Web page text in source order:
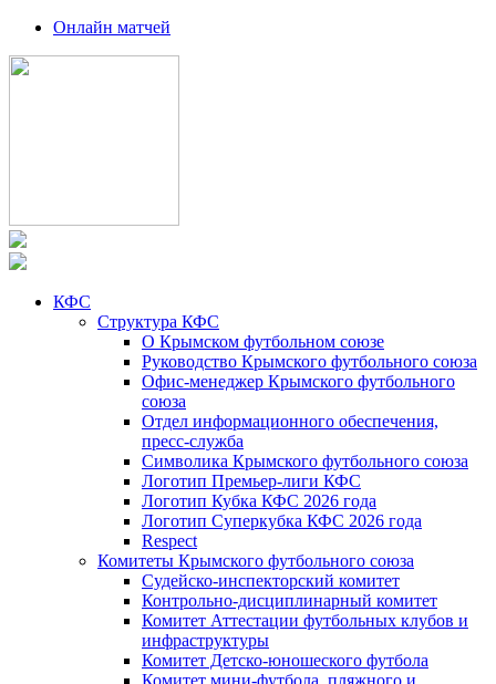
Онлайн матчей
КФС
Структура КФС
О Крымском футбольном союзе
Руководство Крымского футбольного союза
Офис-менеджер Крымского футбольного
союза
Отдел информационного обеспечения,
пресс-служба
Символика Крымского футбольного союза
Логотип Премьер-лиги КФС
Логотип Кубка КФС 2026 года
Логотип Суперкубка КФС 2026 года
Respect
Комитеты Крымского футбольного союза
Судейско-инспекторский комитет
Контрольно-дисциплинарный комитет
Комитет Аттестации футбольных клубов и
инфраструктуры
Комитет Детско-юношеского футбола
Комитет мини-футбола, пляжного и